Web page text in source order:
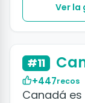
Ver la
#11
+447recos
Canadá